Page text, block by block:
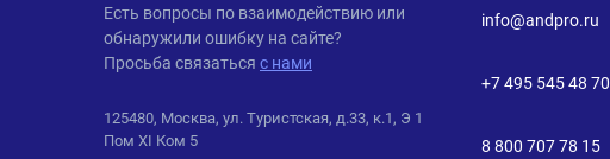
ANDPRO
Есть вопросы по взаимодействию или
обнаружили ошибку на сайте?
Просьба связаться с нами
125480, Москва, ул. Туристская, д.33, к.1, Э 1
Пом XI Ком 5
info@andpro.ru
+7 495 545 48 70
8 800 707 78 15